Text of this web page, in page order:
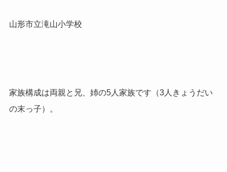
山形市立滝山小学校
家族構成は両親と兄、姉の5人家族です（3人きょうだい
の末っ子）。